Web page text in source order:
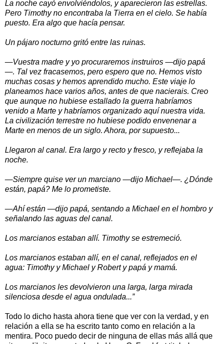
La noche cayó envolviéndolos, y aparecieron las estrellas.
Pero Timothy no encontraba la Tierra en el cielo. Se había
puesto. Era algo que hacía pensar.
Un pájaro nocturno gritó entre las ruinas.
—Vuestra madre y yo procuraremos instruiros —dijo papá
—. Tal vez fracasemos, pero espero que no. Hemos visto
muchas cosas y hemos aprendido mucho. Este viaje lo
planeamos hace varios años, antes de que nacierais. Creo
que aunque no hubiese estallado la guerra habríamos
venido a Marte y habríamos organizado aquí nuestra vida.
La civilización terrestre no hubiese podido envenenar a
Marte en menos de un siglo. Ahora, por supuesto...
Llegaron al canal. Era largo y recto y fresco, y reflejaba la
noche.
—Siempre quise ver un marciano —dijo Michael—. ¿Dónde
están, papá? Me lo prometiste.
—Ahí están —dijo papá, sentando a Michael en el hombro y
señalando las aguas del canal.
Los marcianos estaban allí. Timothy se estremeció.
Los marcianos estaban allí, en el canal, reflejados en el
agua: Timothy y Michael y Robert y papá y mamá.
Los marcianos les devolvieron una larga, larga mirada
silenciosa desde el agua ondulada...”
Todo lo dicho hasta ahora tiene que ver con la verdad, y en
relación a ella se ha escrito tanto como en relación a la
mentira. Poco puedo decir de ninguna de ellas más allá que